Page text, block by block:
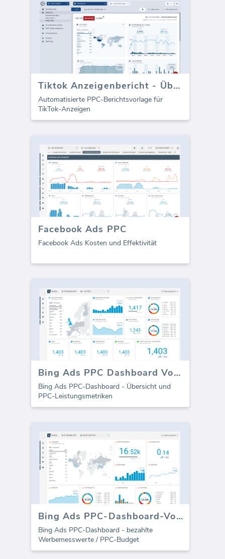
Tiktok Anzeigenbericht - Überblick
Automatisierte PPC-Berichtsvorlage für
TikTok-Anzeigen
Facebook Ads PPC
Facebook Ads Kosten und Effektivität
Bing Ads PPC Dashboard Vorlage
Bing Ads PPC-Dashboard - Übersicht und
PPC-Leistungsmetriken
Bing Ads PPC-Dashboard-Vorlage - Ausgaben
Bing Ads PPC-Dashboard - bezahlte
Werbemesswerte / PPC-Budget